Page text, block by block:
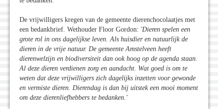
De vrijwilligers kregen van de gemeente dierenchocolaatjes met
een bedankbrief. Wethouder Floor Gordon: 'Dieren spelen een
grote rol in ons dagelijkse leven. Als huisdier en natuurlijk de
dieren in de vrije natuur. De gemeente Amstelveen heeft
dierenwelzijn en biodiversiteit dan ook hoog op de agenda staan.
Al deze dieren verdienen zorg en aandacht. Wat goed is om te
weten dat deze vrijwilligers zich dagelijks inzetten voor gewonde
en vermiste dieren. Dierendag is dan bij uitstek een mooi moment
om deze dierenliefhebbers te bedanken.'